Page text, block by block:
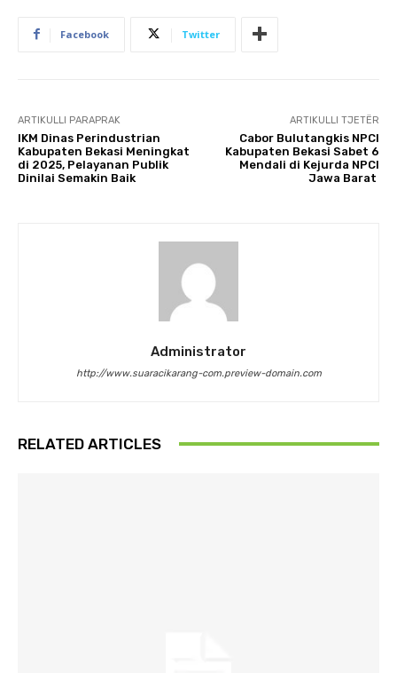
Facebook Twitter
ARTIKULLI PARAPRAK
IKM Dinas Perindustrian
Kabupaten Bekasi Meningkat
di 2025, Pelayanan Publik
Dinilai Semakin Baik
ARTIKULLI TJETËR
Cabor Bulutangkis NPCI
Kabupaten Bekasi Sabet 6
Mendali di Kejurda NPCI
Jawa Barat
Administrator
http://www.suaracikarang-com.preview-domain.com
RELATED ARTICLES